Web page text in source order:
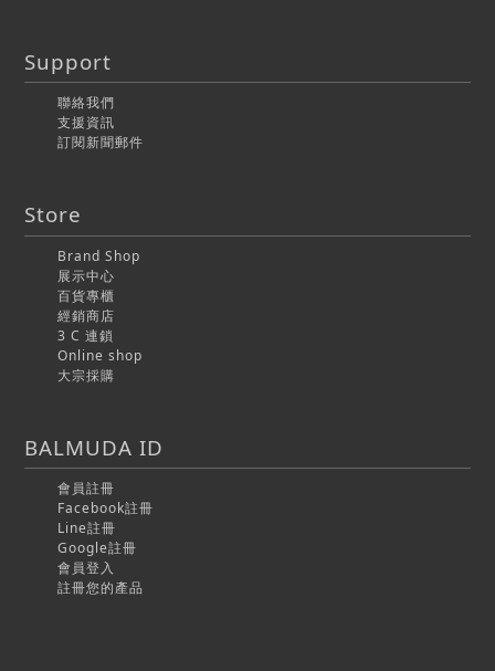
Store
Brand Shop
展示中心
百貨專櫃
經銷商店
3 C 連鎖
Online shop
大宗採購
BALMUDA ID
會員註冊
Facebook註冊
Line註冊
Google註冊
會員登入
註冊您的產品
Support
聯絡我們
支援資訊
訂閱新聞郵件